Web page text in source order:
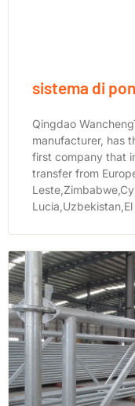
sistema di
Qingdao
manufacturer, has
first company that
transfer from